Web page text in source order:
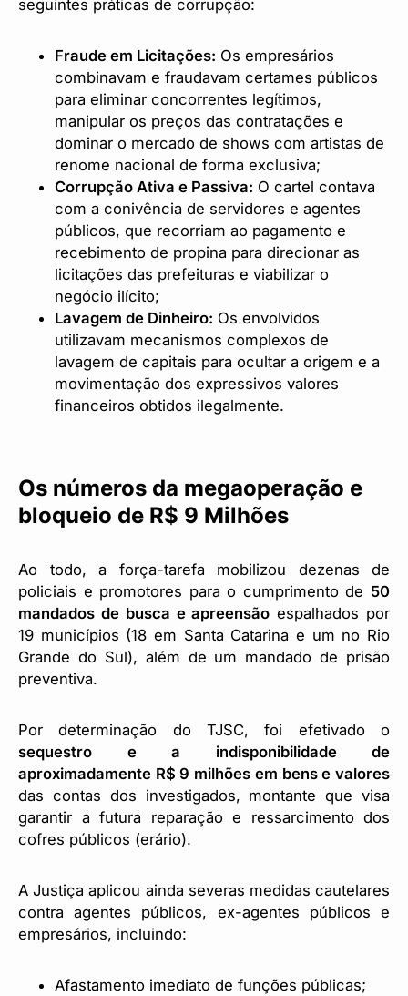
seguintes práticas de corrupção:
Fraude em Licitações: Os empresários
combinavam e fraudavam certames públicos
para eliminar concorrentes legítimos,
manipular os preços das contratações e
dominar o mercado de shows com artistas de
renome nacional de forma exclusiva;
Corrupção Ativa e Passiva: O cartel contava
com a conivência de servidores e agentes
públicos, que recorriam ao pagamento e
recebimento de propina para direcionar as
licitações das prefeituras e viabilizar o
negócio ilícito;
Lavagem de Dinheiro: Os envolvidos
utilizavam mecanismos complexos de
lavagem de capitais para ocultar a origem e a
movimentação dos expressivos valores
financeiros obtidos ilegalmente.
Os números da megaoperação e
bloqueio de R$ 9 Milhões
Ao todo, a força-tarefa mobilizou dezenas de
policiais e promotores para o cumprimento de 50
mandados de busca e apreensão espalhados por
19 municípios (18 em Santa Catarina e um no Rio
Grande do Sul), além de um mandado de prisão
preventiva.
Por determinação do TJSC, foi efetivado o
sequestro e a indisponibilidade de
aproximadamente R$ 9 milhões em bens e valores
das contas dos investigados, montante que visa
garantir a futura reparação e ressarcimento dos
cofres públicos (erário).
A Justiça aplicou ainda severas medidas cautelares
contra agentes públicos, ex-agentes públicos e
empresários, incluindo:
Afastamento imediato de funções públicas;